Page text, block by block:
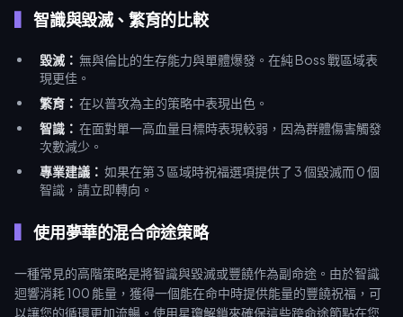
智識與毀滅、繁育的比較
毀滅： 無與倫比的生存能力與單體爆發。在純 Boss 戰區域表
現更佳。
繁育： 在以普攻為主的策略中表現出色。
智識： 在面對單一高血量目標時表現較弱，因為群體傷害觸發
次數減少。
專業建議： 如果在第 3 區域時祝福選項提供了 3 個毀滅而 0 個
智識，請立即轉向。
使用夢華的混合命途策略
一種常見的高階策略是將智識與毀滅或豐饒作為副命途。由於智識
迴響消耗 100 能量，獲得一個能在命中時提供能量的豐饒祝福，可
以讓您的循環更加流暢。使用星瓊解鎖來確保這些跨命途節點在您